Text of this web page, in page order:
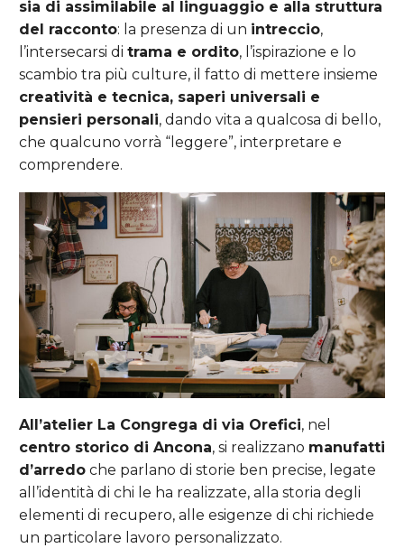
sia di assimilabile al linguaggio e alla struttura
del racconto: la presenza di un intreccio,
l’intersecarsi di trama e ordito, l’ispirazione e lo
scambio tra più culture, il fatto di mettere insieme
creatività e tecnica, saperi universali e
pensieri personali, dando vita a qualcosa di bello,
che qualcuno vorrà “leggere”, interpretare e
comprendere.
All’atelier La Congrega di via Orefici, nel
centro storico di Ancona, si realizzano manufatti
d’arredo che parlano di storie ben precise, legate
all’identità di chi le ha realizzate, alla storia degli
elementi di recupero, alle esigenze di chi richiede
un particolare lavoro personalizzato.